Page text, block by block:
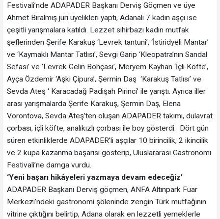
Festivali’nde ADAPADER Başkanı Derviş Göçmen ve üye
Ahmet Biralmış jüri üyelikleri yaptı, Adanalı 7 kadın aşçı ise
çeşitli yarışmalara katıldı. Lezzet sihirbazı kadın mutfak
şeflerinden Şerife Karakuş ‘Levrek tantuni’, ‘İstiridyeli Mantar’
ve ‘Kaymaklı Mantar Tatlısı’, Sevgi Garip ‘Kleopatra’nın Sandal
Sefası’ ve ‘Levrek Gelin Bohçası’, Meryem Kayhan ‘İçli Köfte’,
Ayça Özdemir ‘Aşki Çipura’, Şermin Daş ‘Karakuş Tatlısı’ ve
Sevda Ateş ‘ Karacadağ Padişah Pirinci’ ile yarıştı. Ayrıca iller
arası yarışmalarda Şerife Karakuş, Şermin Daş, Elena
Vorontova, Sevda Ateş’ten oluşan ADAPADER takımı, dulavrat
çorbası, içli köfte, analıkızlı çorbası ile boy gösterdi. Dört gün
süren etkinliklerde ADAPADER’li aşçılar 10 birincilik, 2 ikincilik
ve 2 kupa kazanma başarısı gösterip, Uluslararası Gastronomi
Festivali’ne damga vurdu.
‘Yeni başarı hikâyeleri yazmaya devam edeceğiz’
ADAPADER Başkanı Derviş göçmen, ANFA Altınpark Fuar
Merkezi’ndeki gastronomi şöleninde zengin Türk mutfağının
vitrine çıktığını belirtip, Adana olarak en lezzetli yemeklerle